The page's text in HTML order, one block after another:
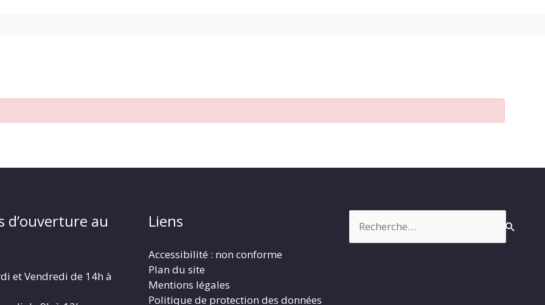
d’ouverture au
et Vendredi de 14h à
Liens
Accessibilité : non conforme
Plan du site
Mentions légales
Politique de protection des données